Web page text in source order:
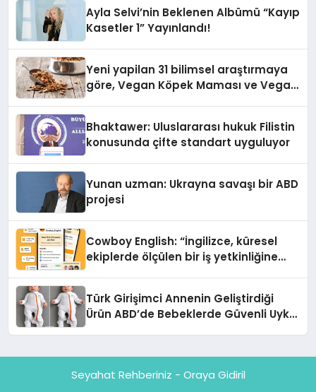
Ayla Selvi’nin Beklenen Albümü “Kayıp
Kasetler 1” Yayınlandı!
Yeni yapilan 31 bilimsel araştırmaya
göre, Vegan Köpek Maması ve Vegan
Bhaktawer: Uluslararası hukuk Filistin
konusunda çifte standart uyguluyor
Yunan uzman: Ukrayna savaşı bir ABD
projesi
Cowboy English: “İngilizce, küresel
ekiplerde ölçülen bir iş yetkinliğine
Türk Girişimci Annenin Geliştirdiği
Ürün ABD’de Bebeklerde Güvenli Uyku
Seyahat Rehberiniz - Oraya Gidiril